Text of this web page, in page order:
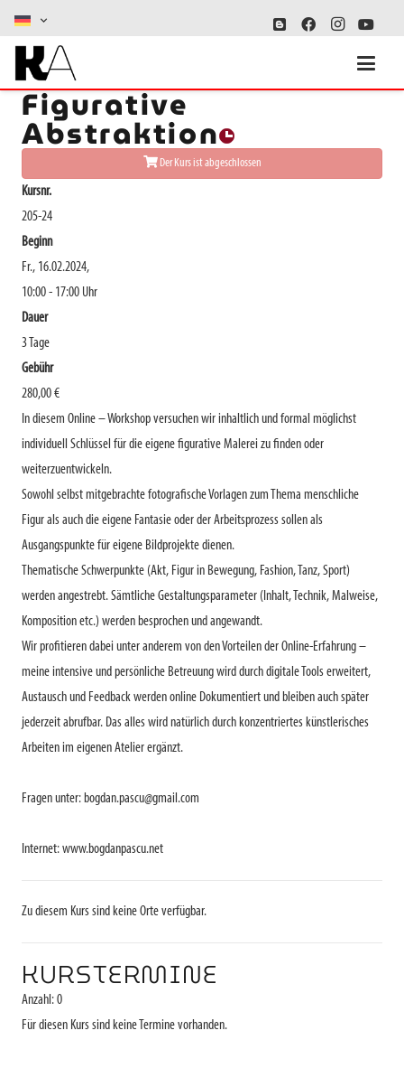
online-Kurs:
Figurative
Abstraktion
Der Kurs ist abgeschlossen
Kursnr.
205-24
Beginn
Fr., 16.02.2024,
10:00 - 17:00 Uhr
Dauer
3 Tage
Gebühr
280,00 €
In diesem Online – Workshop versuchen wir inhaltlich und formal möglichst
individuell Schlüssel für die eigene figurative Malerei zu finden oder
weiterzuentwickeln.
Sowohl selbst mitgebrachte fotografische Vorlagen zum Thema menschliche
Figur als auch die eigene Fantasie oder der Arbeitsprozess sollen als
Ausgangspunkte für eigene Bildprojekte dienen.
Thematische Schwerpunkte (Akt, Figur in Bewegung, Fashion, Tanz, Sport)
werden angestrebt. Sämtliche Gestaltungsparameter (Inhalt, Technik, Malweise,
Komposition etc.) werden besprochen und angewandt.
Wir profitieren dabei unter anderem von den Vorteilen der Online-Erfahrung –
meine intensive und persönliche Betreuung wird durch digitale Tools erweitert,
Austausch und Feedback werden online Dokumentiert und bleiben auch später
jederzeit abrufbar. Das alles wird natürlich durch konzentriertes künstlerisches
Arbeiten im eigenen Atelier ergänzt.
Fragen unter: bogdan.pascu@gmail.com
Internet: www.bogdanpascu.net
Zu diesem Kurs sind keine Orte verfügbar.
KURSTERMINE
Anzahl: 0
Für diesen Kurs sind keine Termine vorhanden.